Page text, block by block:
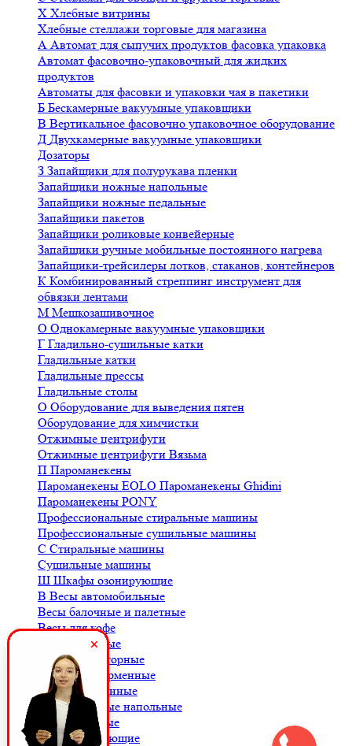
Х Хлебные витрины
Хлебные стеллажи торговые для магазина
А Автомат для сыпучих продуктов фасовка упаковка
Автомат фасовочно-упаковочный для жидких
продуктов
Автоматы для фасовки и упаковки чая в пакетики
Б Бескамерные вакуумные упаковщики
В Вертикальное фасовочно упаковочное оборудование
Д Двухкамерные вакуумные упаковщики
Дозаторы
З Запайщики для полурукава пленки
Запайщики ножные напольные
Запайщики ножные педальные
Запайщики пакетов
Запайщики роликовые конвейерные
Запайщики ручные мобильные постоянного нагрева
Запайщики-трейсилеры лотков, стаканов, контейнеров
К Комбинированный стреппинг инструмент для
обвязки лентами
М Мешкозашивочное
О Однокамерные вакуумные упаковщики
Г Гладильно-сушильные катки
Гладильные катки
Гладильные прессы
Гладильные столы
О Оборудование для выведения пятен
Оборудование для химчистки
Отжимные центрифуги
Отжимные центрифуги Вязьма
П Пароманекены
Пароманекены EOLO Пароманекены Ghidini
Пароманекены PONY
Профессиональные стиральные машины
Профессиональные сушильные машины
С Стиральные машины
Сушильные машины
Ш Шкафы озонирующие
В Весы автомобильные
Весы балочные и палетные
Весы для кофе
Весы крановые
Весы лабораторные
Весы платформенные
Весы порционные
Весы товарные напольные
Весы торговые
ККомплектующие